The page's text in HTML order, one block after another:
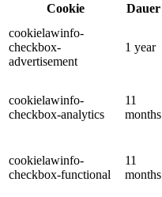
Cookie
Dauer
cookielawinfo-
checkbox-
advertisement
1 year
cookielawinfo-
checkbox-analytics
11
months
cookielawinfo-
checkbox-functional
11
months